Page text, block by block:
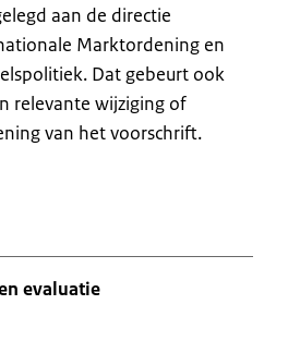
aan de directie
Marktordening en
Dat gebeurt ook
relevante wijziging of
van het voorschrift.
evaluatie